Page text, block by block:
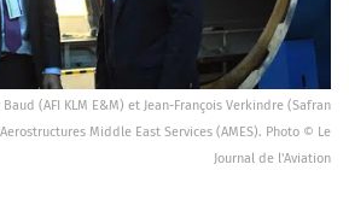
(AFI KLM E&M) et Jean-François Verkindre (Safran
Middle East Services (AMES). Photo © Le
Journal de l'Aviation